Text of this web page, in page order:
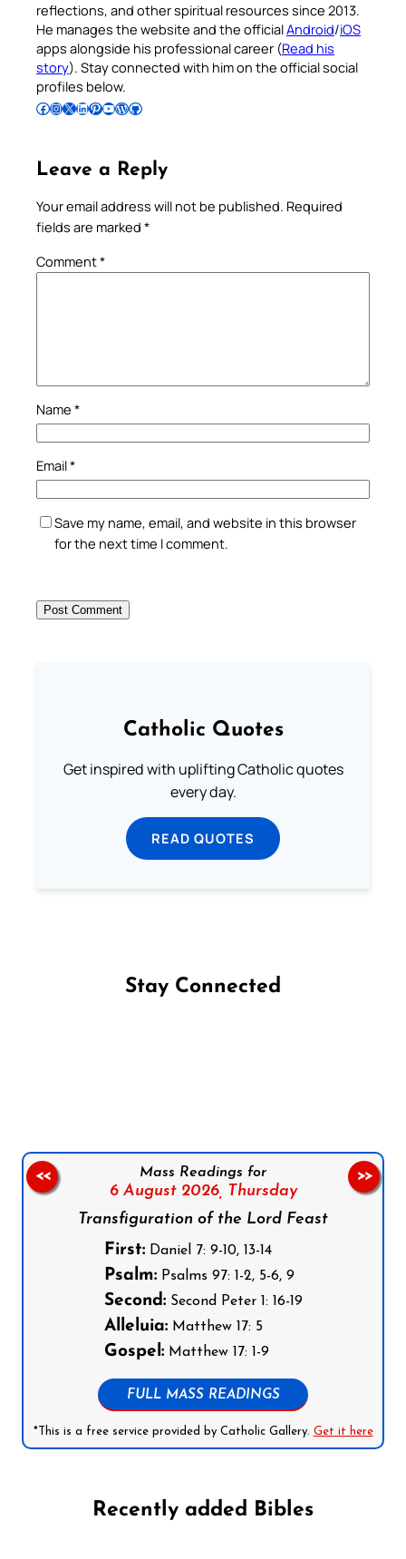
reflections, and other spiritual resources since 2013.
He manages the website and the officialAndroid/iOS
apps alongside his professional career (Read his
story). Stay connected with him on the official social
profiles below.
Follow Pradeep on Facebook Follow Pradeep on InstagramFollow Pradeep on X Follow Pradeep on LinkedIn Follow Pradeep on Pinterest Subscribe to Pradeep’s Youtube Channel Follow Pradeep on WordPress Follow Pradeep on GitHub
Leave a Reply
Your email address will not be published. Required
fields are marked *
Comment*
Name *
Email*
Save my name, email, and website in this browser
for the next time I comment.
Catholic Quotes
Get inspired with uplifting Catholic quotes
every day.
READ QUOTES
Stay Connected
Mass Readings for
6 August 2026, Thursday
Transfiguration of the Lord Feast
First:Daniel 7: 9-10, 13-14
Psalm:Psalms 97: 1-2, 5-6, 9
Second:Second Peter 1: 16-19
Alleluia:Matthew 17: 5
Gospel:Matthew 17: 1-9
FULL MASS READINGS
*This is a free service provided by Catholic Gallery. Get it here
<< >>
Recently added Bibles